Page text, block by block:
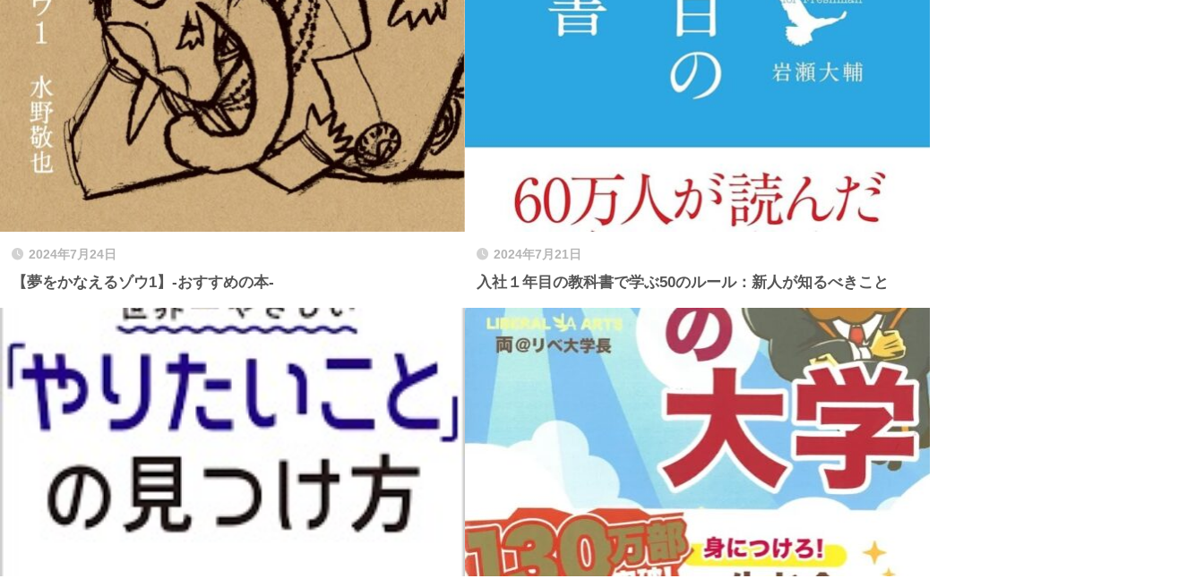
2024年7月24日
【夢をかなえるゾウ1】-おすすめの本-
2024年7月21日
入社１年目の教科書で学ぶ50のルール：新人が知るべきこと